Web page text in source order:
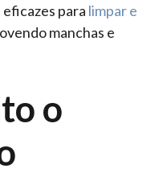
para limpar e
manchas e
o